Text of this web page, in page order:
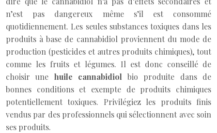
n’est pas dangereux même s’il est consommé
quotidiennement. Les seules substances toxiques dans les
produits à base de cannabidiol proviennent du mode de
production (pesticides et autres produits chimiques), tout
comme les fruits et légumes. Il est donc conseillé de
choisir une huile cannabidiol bio produite dans de
bonnes conditions et exempte de produits chimiques
potentiellement toxiques. Privilégiez les produits finis
vendus par des professionnels qui sélectionnent avec soin
ses produits.